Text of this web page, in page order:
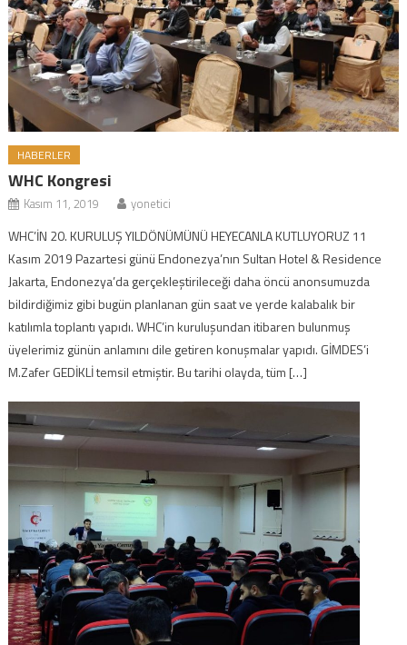
HABERLER
WHC Kongresi
Kasım 11, 2019 yonetici
WHC’İN 20. KURULUŞ YILDÖNÜMÜNÜ HEYECANLA KUTLUYORUZ 11
Kasım 2019 Pazartesi günü Endonezya’nın Sultan Hotel & Residence
Jakarta, Endonezya’da gerçekleştirileceği daha öncü anonsumuzda
bildirdiğimiz gibi bugün planlanan gün saat ve yerde kalabalık bir
katılımla toplantı yapıdı. WHC’in kuruluşundan itibaren bulunmuş
üyelerimiz günün anlamını dile getiren konuşmalar yapıdı. GİMDES’i
M.Zafer GEDİKLİ temsil etmiştir. Bu tarihi olayda, tüm […]